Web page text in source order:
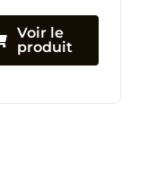
Voir le
produit